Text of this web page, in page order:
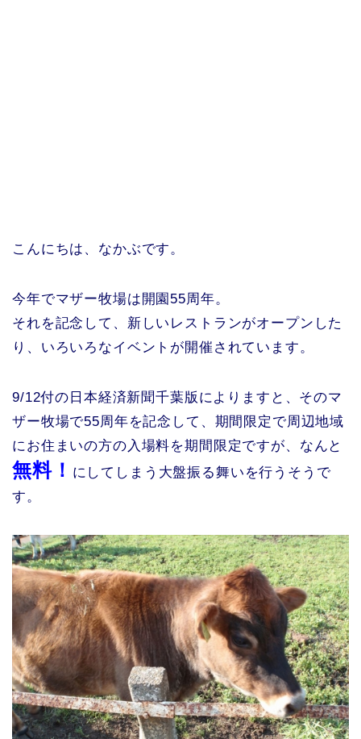
こんにちは、なかぶです。
今年でマザー牧場は開園55周年。
それを記念して、新しいレストランがオープンした
り、いろいろなイベントが開催されています。
9/12付の日本経済新聞千葉版によりますと、そのマ
ザー牧場で55周年を記念して、期間限定で周辺地域
にお住まいの方の入場料を期間限定ですが、なんと
無料！ にしてしまう大盤振る舞いを行うそうで
す。